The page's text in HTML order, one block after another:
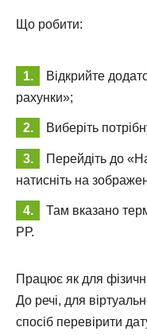
Що робити:
Відкрийте
рахунки»;
Виберіть
Перейдіть до
натисніть на
Там вказано
РР.
Працює як для
До речі, для
спосіб перевірити